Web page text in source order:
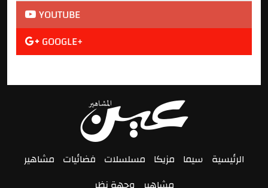
YOUTUBE
GOOGLE+
الرئيسية سيما مزيكا مسلسلات فضائيات مشاهير